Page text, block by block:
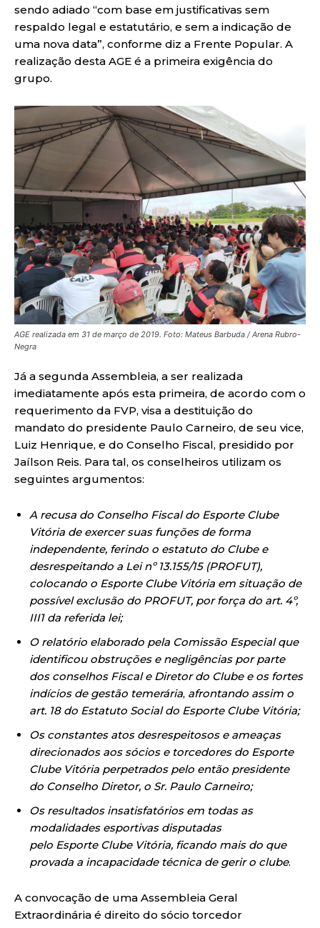
sendo adiado “com base em justificativas sem
respaldo legal e estatutário, e sem a indicação de
uma nova data”, conforme diz a Frente Popular. A
realização desta AGE é a primeira exigência do
grupo.
AGE realizada em 31 de março de 2019. Foto: Mateus Barbuda / Arena Rubro-
Negra
Já a segunda Assembleia, a ser realizada
imediatamente após esta primeira, de acordo com o
requerimento da FVP, visa a destituição do
mandato do presidente Paulo Carneiro, de seu vice,
Luiz Henrique, e do Conselho Fiscal, presidido por
Jaílson Reis. Para tal, os conselheiros utilizam os
seguintes argumentos:
A recusa do Conselho Fiscal do Esporte Clube
Vitória de exercer suas funções de forma
independente, ferindo o estatuto do Clube e
desrespeitando a Lei nº 13.155/15 (PROFUT),
colocando o Esporte Clube Vitória em situação de
possível exclusão do PROFUT, por força do art. 4º,
III1 da referida lei;
O relatório elaborado pela Comissão Especial que
identificou obstruções e negligências por parte
dos conselhos Fiscal e Diretor do Clube e os fortes
indícios de gestão temerária, afrontando assim o
art. 18 do Estatuto Social do Esporte Clube Vitória;
Os constantes atos desrespeitosos e ameaças
direcionados aos sócios e torcedores do Esporte
Clube Vitória perpetrados pelo então presidente
do Conselho Diretor, o Sr. Paulo Carneiro;
Os resultados insatisfatórios em todas as
modalidades esportivas disputadas
pelo Esporte Clube Vitória, ficando mais do que
provada a incapacidade técnica de gerir o clube.
A convocação de uma Assembleia Geral
Extraordinária é direito do sócio torcedor